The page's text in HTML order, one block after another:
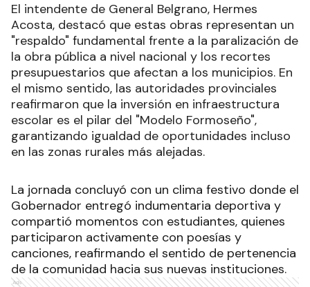
El intendente de General Belgrano, Hermes
Acosta, destacó que estas obras representan un
"respaldo" fundamental frente a la paralización de
la obra pública a nivel nacional y los recortes
presupuestarios que afectan a los municipios. En
el mismo sentido, las autoridades provinciales
reafirmaron que la inversión en infraestructura
escolar es el pilar del "Modelo Formoseño",
garantizando igualdad de oportunidades incluso
en las zonas rurales más alejadas.
La jornada concluyó con un clima festivo donde el
Gobernador entregó indumentaria deportiva y
compartió momentos con estudiantes, quienes
participaron activamente con poesías y
canciones, reafirmando el sentido de pertenencia
de la comunidad hacia sus nuevas instituciones.
Ads